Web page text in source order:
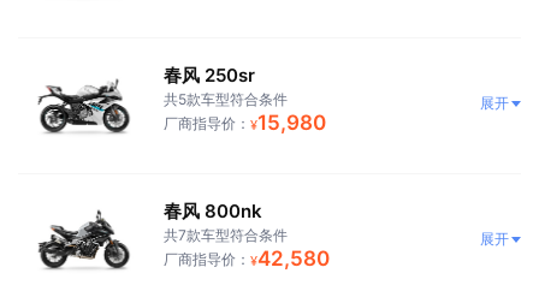
春风 250sr
共5款车型符合条件
厂商指导价： ¥15,980
展开
春风 800nk
共7款车型符合条件
厂商指导价： ¥42,580
展开